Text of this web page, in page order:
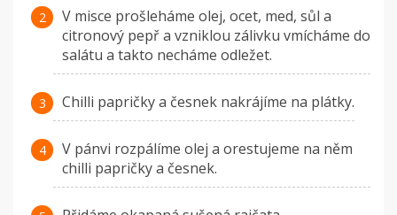
V misce prošleháme olej, ocet, med, sůl a
citronový pepř a vzniklou zálivku vmícháme do
salátu a takto necháme odležet.
Chilli papričky a česnek nakrájíme na plátky.
V pánvi rozpálíme olej a orestujeme na něm
chilli papričky a česnek.